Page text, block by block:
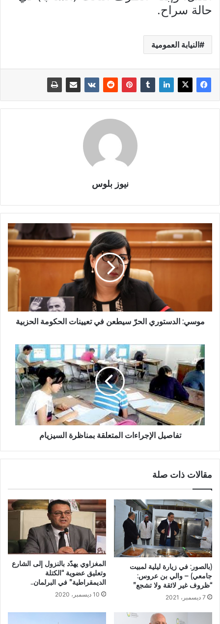
حالة سراح.
النيابة العمومية
نيوز بلوس
موسي: الدستوري الحرّ سيطعن في تعيينات الحكومة الحزبية
تفاصيل الإجراءات المتعلقة بمناظرة السيزيام
مقالات ذات صلة
(بالصور: في زيارة ليلية لمبيت
جامعي) – والي بن عروس:
“ظروف غير لائقة ولا تشجع”
7 ديسمبر، 2021
المغزاوي يهدّد بالنزول إلى الشارع
وتعليق عضوية “الكتلة
الديمقراطية” في البرلمان..
10 ديسمبر، 2020